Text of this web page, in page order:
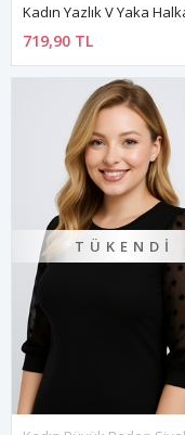
719,90 TL
TÜKENDI